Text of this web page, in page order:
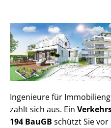
Ingenieure für
zahlt sich aus. Ein
194 BauGB schützt Sie